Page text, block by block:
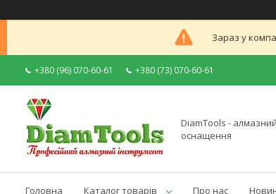
Зараз у
+380 (96) 070-60-61 +380 (73) 070-60-61
DiamTools - алмазний
оснащення
Головна Каталог товарів Про нас